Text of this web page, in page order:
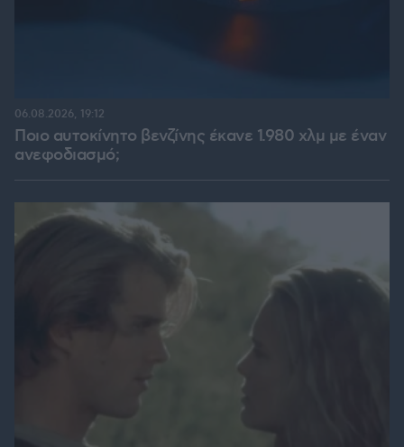
Ποιο αυτοκίνητο βενζίνης έκανε 1.980 χλμ με έναν
ανεφοδιασμό;
06.08.2026, 19:12